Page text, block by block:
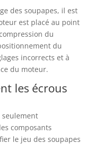
des soupapes, il est
est placé au point
du
du
incorrects et à
du moteur.
les écrous
seulement
composants
le jeu des soupapes